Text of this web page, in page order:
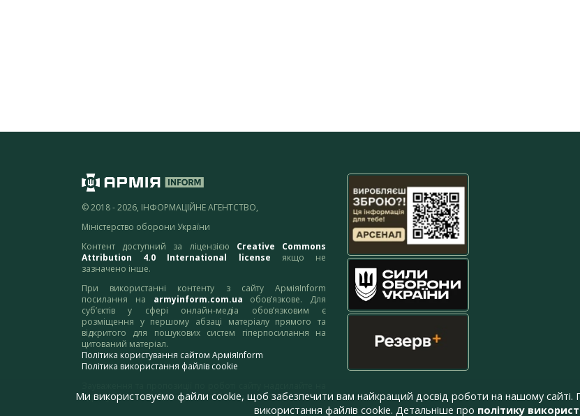
© 2018 - 2026, ІНФОРМАЦІЙНЕ АГЕНТСТВО,
Міністерство оборони України
Контент доступний за ліцензією Creative Commons
Attribution 4.0 International license якщо не
зазначено інше.
При використанні контенту з сайту АрміяInform
посилання на armyinform.com.ua обов’язкове. Для
суб’єктів у сфері онлайн-медіа обов’язковим є
розміщення у першому абзаці матеріалу прямого та
відкритого для пошукових систем гіперпосилання на
цитований матеріал.
Політика користування сайтом АрміяInform
Політика використання файлів cookie
адресу:webmaster@armyinform.com.ua
Ми використовуємо файли cookie, щоб забезпечити вам найкращий досвід роботи на нашому
використання файлів cookie. Детальніше про політику